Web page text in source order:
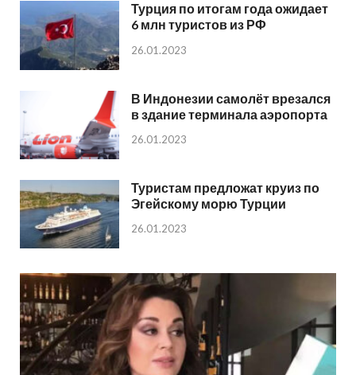
Турция по итогам года ожидает
6 млн туристов из РФ
26.01.2023
В Индонезии самолёт врезался
в здание терминала аэропорта
26.01.2023
Туристам предложат круиз по
Эгейскому морю Турции
26.01.2023